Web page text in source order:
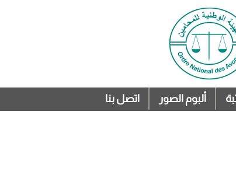
ألبوم الصور اتصل بنا